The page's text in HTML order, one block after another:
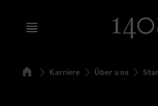
Open menu
SuchenStartseite
Karriere Über uns